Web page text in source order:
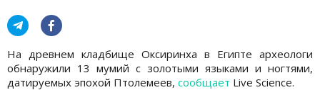
На древнем кладбище Оксиринха в Египте археологи
обнаружили 13 мумий с золотыми языками и ногтями,
датируемых эпохой Птолемеев, сообщает Live Science.